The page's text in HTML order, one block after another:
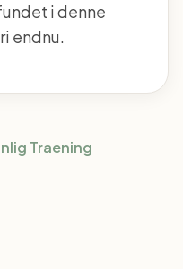
i denne
endnu.
Traening